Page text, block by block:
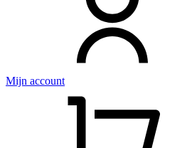
Mijn account